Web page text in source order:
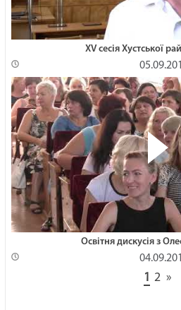
XV сесія Хустської
Освітня дискусія з
1 2 »